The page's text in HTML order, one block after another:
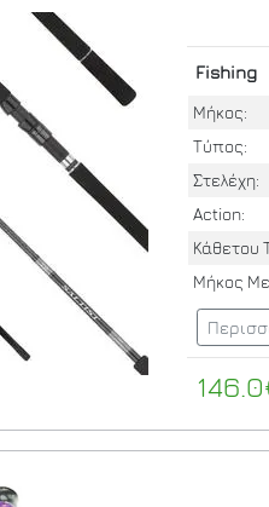
Fishing
Μήκος:
Τύπος:
Στελέχη:
Action:
Κάθετου
Μήκος